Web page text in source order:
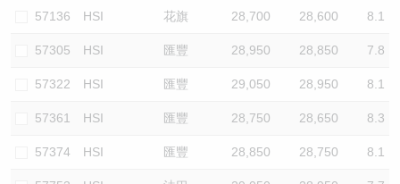
57136 HSI 花旗 28,700 28,600 8.1
57305 HSI 匯豐 28,950 28,850 7.8
57322 HSI 匯豐 29,050 28,950 8.1
57361 HSI 匯豐 28,750 28,650 8.3
57374 HSI 匯豐 28,850 28,750 8.1